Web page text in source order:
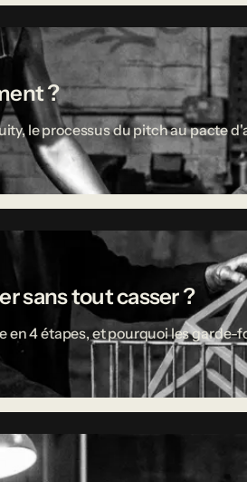
?
le processus du pitch au pacte
sans tout casser ?
en 4 étapes, et pourquoi les